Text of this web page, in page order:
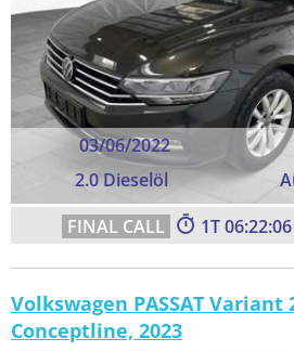
03/06/2022
2.0 Dieselöl
1 06:22:06
Volkswagen PASSAT Variant
Conceptline, 2023